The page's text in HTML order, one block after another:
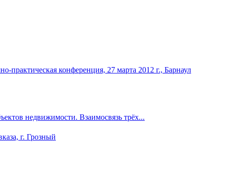
недвижимости. Взаимосвязь трёх...